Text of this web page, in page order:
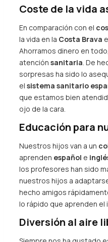
Coste de la vida
En comparación con el
la vida en la Costa Brava
Ahorramos dinero en
atención sanitaria. De
sorpresas ha sido lo
el sistema sanitario
que estamos bien
ojo de la cara.
Educación para
Nuestros hijos van a un
aprenden español e
los profesores han sido
nuestros hijos a
hecho amigos
lo rápido que aprenden el
Diversión al aire